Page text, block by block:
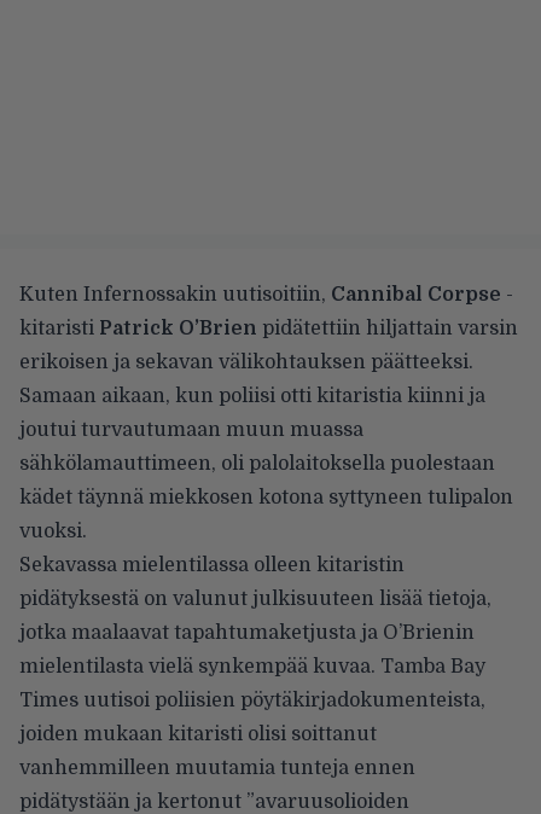
Kuten Infernossakin uutisoitiin, Cannibal Corpse -
kitaristi Patrick O’Brien pidätettiin hiljattain varsin
erikoisen ja sekavan välikohtauksen päätteeksi.
Samaan aikaan, kun poliisi otti kitaristia kiinni ja
joutui turvautumaan muun muassa
sähkölamauttimeen, oli palolaitoksella puolestaan
kädet täynnä miekkosen kotona syttyneen tulipalon
vuoksi.
Sekavassa mielentilassa olleen kitaristin
pidätyksestä on valunut julkisuuteen lisää tietoja,
jotka maalaavat tapahtumaketjusta ja O’Brienin
mielentilasta vielä synkempää kuvaa. Tamba Bay
Times uutisoi poliisien pöytäkirjadokumenteista,
joiden mukaan kitaristi olisi soittanut
vanhemmilleen muutamia tunteja ennen
pidätystään ja kertonut ”avaruusolioiden